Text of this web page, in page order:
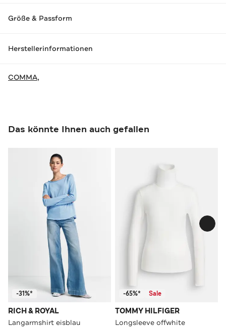
Größe & Passform
Herstellerinformationen
COMMA,
Das könnte Ihnen auch gefallen
-31%*
RICH & ROYAL
Langarmshirt eisblau
-65%* Sale
TOMMY HILFIGER
Longsleeve offwhite